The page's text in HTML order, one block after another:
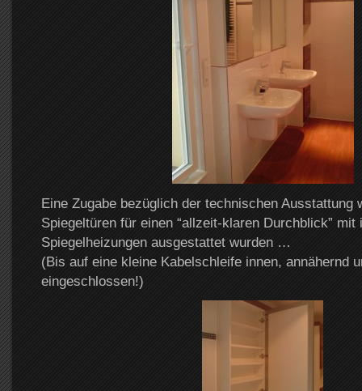
Eine Zugabe bezüglich der technischen Ausstattung
Spiegeltüren für einen “allzeit-klaren Durchblick” mit
Spiegelheizungen ausgestattet wurden …
(Bis auf eine kleine Kabelschleife innen, annähernd
eingeschlossen!)